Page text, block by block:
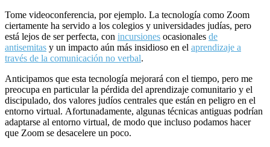
Tome videoconferencia, por ejemplo. La tecnología como Zoom
ciertamente ha servido a los colegios y universidades judías, pero
está lejos de ser perfecta, con incursiones ocasionales de
antisemitas y un impacto aún más insidioso en el aprendizaje a
través de la comunicación no verbal.
Anticipamos que esta tecnología mejorará con el tiempo, pero me
preocupa en particular la pérdida del aprendizaje comunitario y el
discipulado, dos valores judíos centrales que están en peligro en el
entorno virtual. Afortunadamente, algunas técnicas antiguas podrían
adaptarse al entorno virtual, de modo que incluso podamos hacer
que Zoom se desacelere un poco.